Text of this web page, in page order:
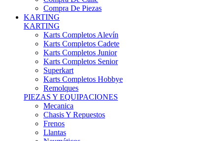
KARTING
KARTING
Karts Completos Alevín
Karts Completos Cadete
Karts Completos Junior
Karts Completos Senior
Superkart
Karts Completos Hobbye
Remolques
PIEZAS Y EQUIPACIONES
Mecanica
Chasis Y Repuestos
Frenos
Llantas
Neumáticos
Equipación Adultos